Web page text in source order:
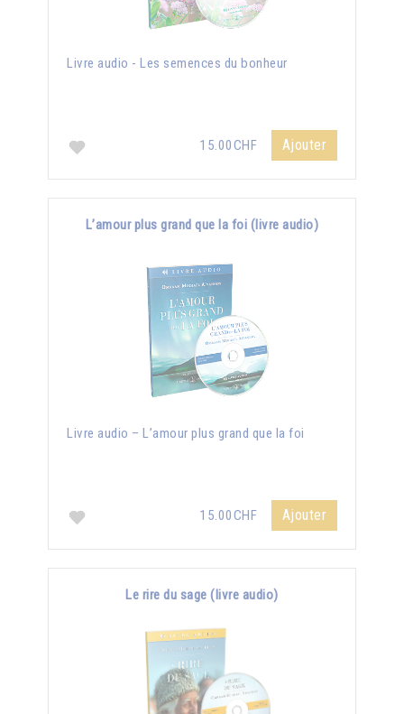
Livre audio - Les semences du bonheur
15.00CHF Ajouter
L’amour plus grand que la foi (livre audio)
Livre audio – L’amour plus grand que la foi
15.00CHF Ajouter
Le rire du sage (livre audio)